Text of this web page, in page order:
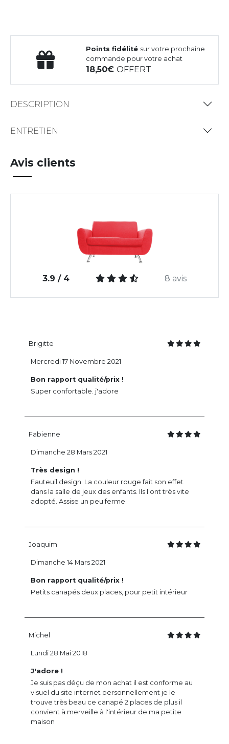
Points fidélité sur votre prochaine
commande pour votre achat
18,50OFFERT
DESCRIPTION
ENTRETIEN
Avis clients
3.9 / 4 8 avis
Brigitte
Bon rapport qualité/prix !
Super confortable. j'adore
Mercredi 17 Novembre 2021
Fabienne
Très design !
Fauteuil design. La couleur rouge fait son effet
dans la salle de jeux des enfants. Ils l'ont très vite
adopté. Assise un peu ferme.
Dimanche 28 Mars 2021
Joaquim
Bon rapport qualité/prix !
Petits canapés deux places, pour petit intérieur
Dimanche 14 Mars 2021
Michel
J'adore !
Je suis pas déçu de mon achat il est conforme au
visuel du site internet personnellement je le
trouve très beau ce canapé 2 places de plus il
convient à merveille à l'intérieur de ma petite
maison
Lundi 28 Mai 2018